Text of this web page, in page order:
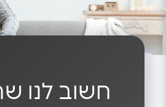
חשוב לנו